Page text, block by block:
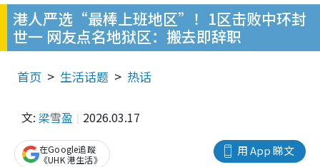
港人严选“最棒上班地区”！1区击败中环封
世一 网友点名地狱区：搬去即辞职
首页 生活话题 热话
文: 梁雪盈 2026.03.17
用 App 睇文
在Google追蹤
《UHK 港生活》